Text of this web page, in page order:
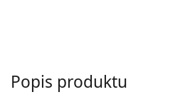
Popis produktu